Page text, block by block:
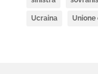
Ucraina Unione